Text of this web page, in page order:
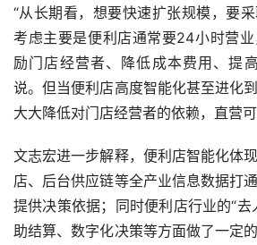
“从长期看，想要快速扩张规模，要
考虑主要是便利店通常要24小时营
励门店经营者、降低成本费用、提
说。但当便利店高度智能化甚至进化
大大降低对门店经营者的依赖，直营可
文志宏进一步解释，便利店智能化体
店、后台供应链等全产业信息数据打
提供决策依据；同时便利店行业的“去
助结算、数字化决策等方面做了一定